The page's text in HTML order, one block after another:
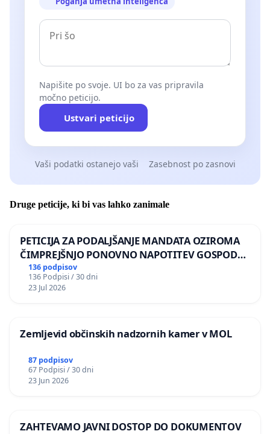
Napišite po svoje. UI bo za vas pripravila
močno peticijo.
Ustvari peticijo
Vaši podatki ostanejo vaši Zasebnost po zasnovi
Druge peticije, ki bi vas lahko zanimale
PETICIJA ZA PODALJŠANJE MANDATA OZIROMA
ČIMPREJŠNJO PONOVNO NAPOTITEV GOSPODA
BERNARDA ŠRAJNERJA NA VELEPOSLANIŠTVO
REPUBLIKE SLOVENIJE V MOSKVI
136 podpisov
136 Podpisi / 30 dni
23 Jul 2026
Zemljevid občinskih nadzornih kamer v MOL
87 podpisov
67 Podpisi / 30 dni
23 Jun 2026
ZAHTEVAMO JAVNI DOSTOP DO DOKUMENTOV